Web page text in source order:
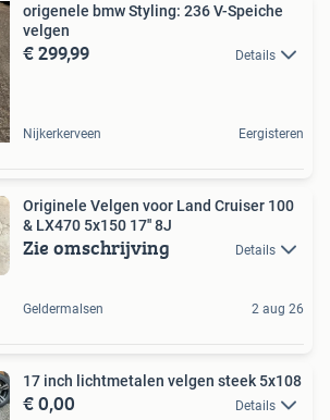
origenele bmw Styling: 236 V-Speiche
velgen
€ 299,99 Details
Nijkerkerveen Eergisteren
Originele Velgen voor Land Cruiser 100
& LX470 5x150 17'' 8J
Zie omschrijving Details
Geldermalsen 2 aug 26
17 inch lichtmetalen velgen steek 5x108
€ 0,00 Details